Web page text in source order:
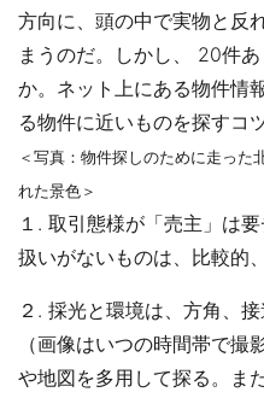
方向に、頭の中で実物と反
まうのだ。しかし、 20件
か。ネット上にある物件情
る物件に近いものを探すコ
＜写真：物件探しのために走っ
れた景色＞
１. 取引態様が「売主」は
扱いがないものは、比較的
２. 採光と環境は、方角、
（画像はいつの時間帯で
や地図を多用して探る。ま